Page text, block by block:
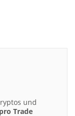
und
Trade